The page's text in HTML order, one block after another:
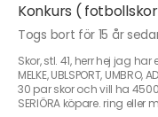
Konkurs (
Togs bort för 15 år
Skor, stl. 41, herr hej jag
MELKE, UBLSPORT,
30 par skor och vill ha
SERIÖRA köpare. ring eller